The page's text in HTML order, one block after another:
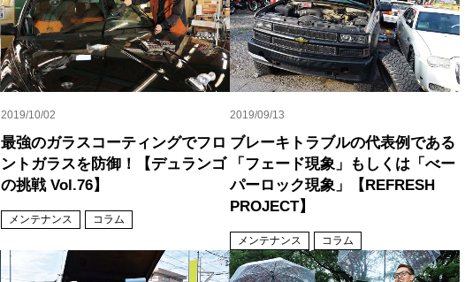
2019/10/02
最強のガラスコーティングでフロ
ントガラスを防御！【デュランゴ
の挑戦 Vol.76】
メンテナンス コラム
2019/09/13
ブレーキトラブルの代表例である
「フェード現象」もしくは「べー
パーロック現象」【REFRESH
PROJECT】
メンテナンス コラム